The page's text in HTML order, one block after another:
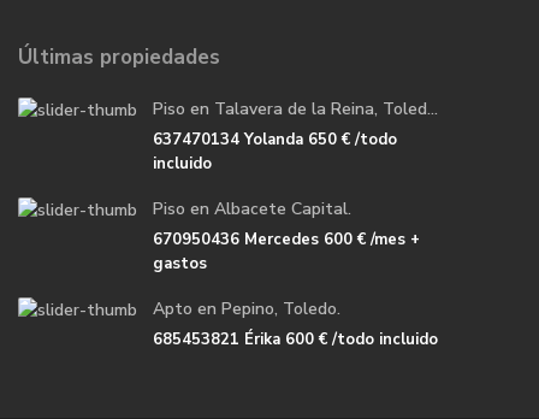
Últimas propiedades
Piso en Talavera de la Reina, Toled...
637470134 Yolanda 650 €/todo
incluido
Piso en Albacete Capital.
670950436 Mercedes 600 €/mes +
gastos
Apto en Pepino, Toledo.
685453821 Érika 600 €/todo incluido